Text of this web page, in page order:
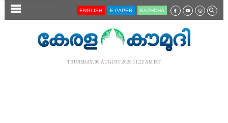
SECTIONS ENGLISH E-PAPER KĀZHCHA
THURSDAY, 06 AUGUST 2026 11.22 AM IST